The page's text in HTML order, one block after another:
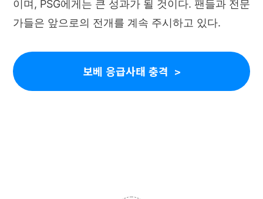
이며, PSG에게는 큰 성과가 될 것이다. 팬들과 전문
가들은 앞으로의 전개를 계속 주시하고 있다.
보베 응급사태 충격